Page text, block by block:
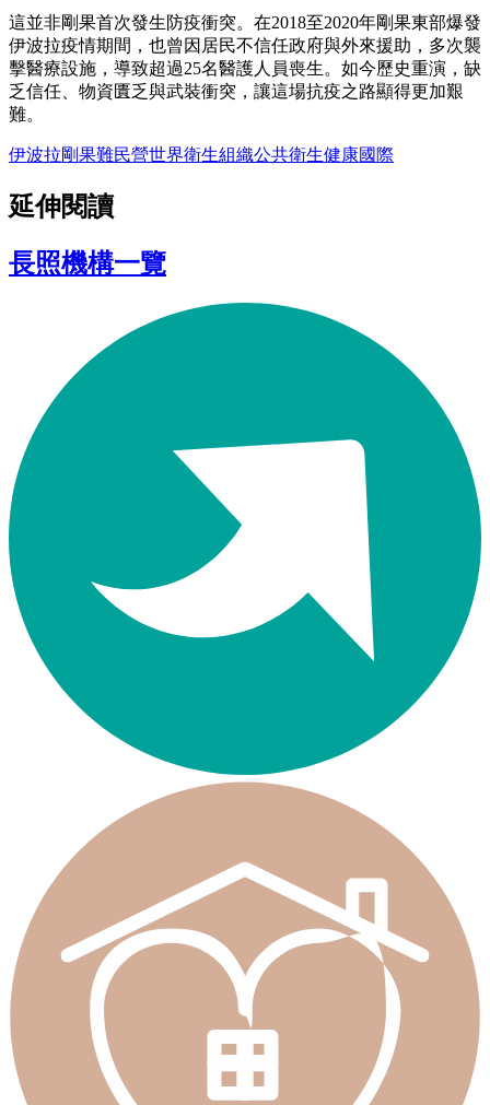
這並非剛果首次發生防疫衝突。在2018至2020年剛果東部爆發
伊波拉疫情期間，也曾因居民不信任政府與外來援助，多次襲
擊醫療設施，導致超過25名醫護人員喪生。如今歷史重演，缺
乏信任、物資匱乏與武裝衝突，讓這場抗疫之路顯得更加艱
難。
伊波拉剛果難民營世界衛生組織公共衛生健康國際
延伸閱讀
長照機構一覽